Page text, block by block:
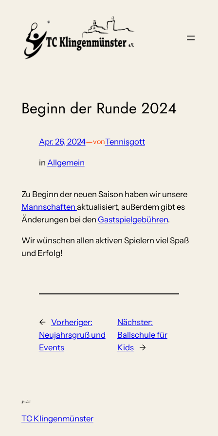
springen
Beginn der Runde 2024
Apr. 26, 2024—vonTennisgott
in Allgemein
Zu Beginn der neuen Saison haben wir unsere
Mannschaften aktualisiert, außerdem gibt es
Änderungen bei den Gastspielgebühren.
Wir wünschen allen aktiven Spielern viel Spaß
und Erfolg!
← Vorheriger:
Neujahrsgruß und
Events
Nächster:
Ballschule für
Kids
→
TC Klingenmünster